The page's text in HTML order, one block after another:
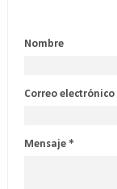
Nombre
Correo electrónico
Mensaje *